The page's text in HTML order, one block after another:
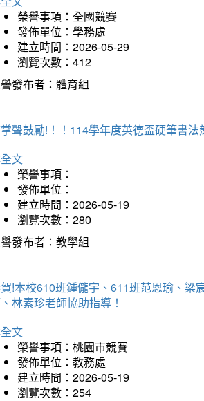
榮譽事項：全國競賽
發佈單位：學務處
建立時間：2026-05-29
瀏覽次數：412
發布者：體育組
聲鼓勵!！！114學年度英德盃硬筆書
文
榮譽事項：
發佈單位：
建立時間：2026-05-19
瀏覽次數：280
發布者：教學組
!本校610班鍾儱宇、611班范恩瑜、梁
林素珍老師協助指導！
文
榮譽事項：桃園市競賽
發佈單位：教務處
建立時間：2026-05-19
瀏覽次數：254